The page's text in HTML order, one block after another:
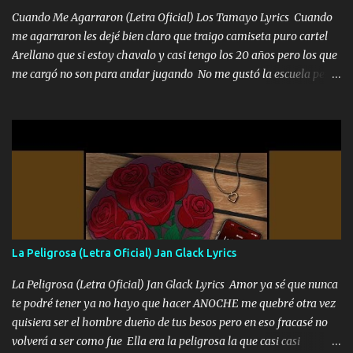
Cuando Me Agarraron (Letra Oficial) Los Tamayo Lyrics Cuando
me agarraron les dejé bien claro que traigo camiseta puro cartel
Arellano que si estoy chavalo y casi tengo los 20 años pero los que
me cargó no son para andar jugando No me gustó la escuela pero
Yo Soy El De Las Pacas Sobrino Del Brazo Armad0 Con mi Glock
fajado y mi R terciado me van a ver allá por TJ para un licenciado
mando un abrazo andamos al cien Choritas también Música
Ando en la colonia bien acelerado traigo un M2 que nunca me ha
fallado para mi compadre mandó un fuerte abrazo también al
Especial sabe que lo apreciamos En los mejores antros me verán
tomando con mujeres hermosas y botellas destapando siempre
bien cuidado bien atrabancado y a los que me conocen ya saben de
lo que hablo Entre lob...
La Peligrosa (Letra Oficial) Jan Glack Lyrics
La Peligrosa (Letra Oficial) Jan Glack Lyrics Amor ya sé que nunca
te podré tener ya no hayo que hacer ANOCHE me quebré otra vez
quisiera ser el hombre dueño de tus besos pero en eso fracasé no
volverá a ser como fue Ella era la peligrosa la que casi casi